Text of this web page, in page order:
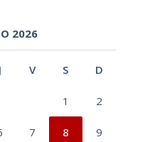
2026
J V S D
1 2
7 8 9